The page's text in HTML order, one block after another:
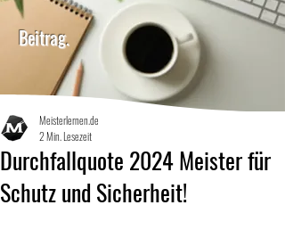
Beitrag.
Durchfallquote 2024 Meister für
Schutz und Sicherheit!
Meisterlernen.de
2 Min. Lesezeit